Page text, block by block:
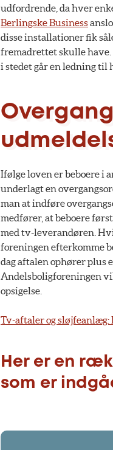
udfordrende, da hver
Berlingske Business
disse installationer fik
fremadrettet skulle
i stedet går en ledning til
Ifølge loven er beboere i
underlagt en
man at indføre
medfører, at beboere
med tv-leverandøren.
foreningen efterkomme
dag aftalen ophører plus
Andelsboligforeningen
opsigelse.
Tv-aftaler og sløjfeanlæg:
Her er en
som er